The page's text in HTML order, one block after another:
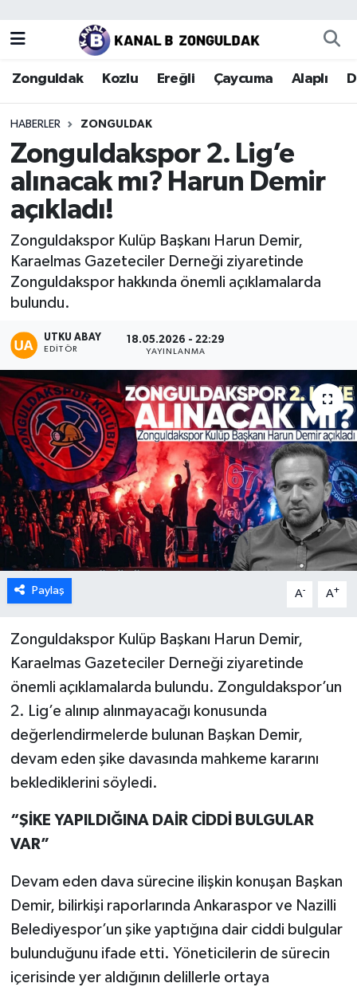
Zonguldak Kozlu Ereğli Çaycuma Alaplı
HABERLER ZONGULDAK
Zonguldakspor 2. Lig’e
alınacak mı? Harun Demir
açıkladı!
Zonguldakspor Kulüp Başkanı Harun Demir,
Karaelmas Gazeteciler Derneği ziyaretinde
Zonguldakspor hakkında önemli açıklamalarda
bulundu.
UTKU ABAY
EDITÖR
18.05.2026 - 22:29
YAYINLANMA
Paylaş A- A+
Zonguldakspor Kulüp Başkanı Harun Demir,
Karaelmas Gazeteciler Derneği ziyaretinde
önemli açıklamalarda bulundu. Zonguldakspor’un
2. Lig’e alınıp alınmayacağı konusunda
değerlendirmelerde bulunan Başkan Demir,
devam eden şike davasında mahkeme kararını
beklediklerini söyledi.
“ŞİKE YAPILDIĞINA DAİR CİDDİ BULGULAR
VAR”
Devam eden dava sürecine ilişkin konuşan Başkan
Demir, bilirkişi raporlarında Ankaraspor ve Nazilli
Belediyespor’un şike yaptığına dair ciddi bulgular
bulunduğunu ifade etti. Yöneticilerin de sürecin
içerisinde yer aldığının delillerle ortaya
Zonguldak
Kozlu
Çaycuma
Alaplı
Devrek
Gökçebey
Bartın
Karabük
Spor
Ulusal
Zonguldak Nöbetçi Eczaneler
Zonguldak Hava Durumu
Zonguldak Trafik Yoğunluk Haritası
Puan Durumu ve Fikstür
Tüm Manşetler
Son Dakika Haberleri
Haber Arşivi